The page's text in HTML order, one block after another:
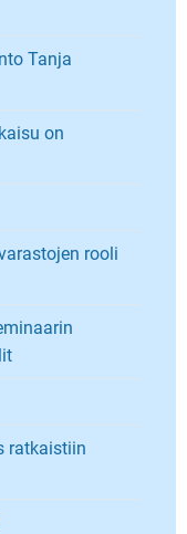
Tanja
on
rooli
ratkaistiin